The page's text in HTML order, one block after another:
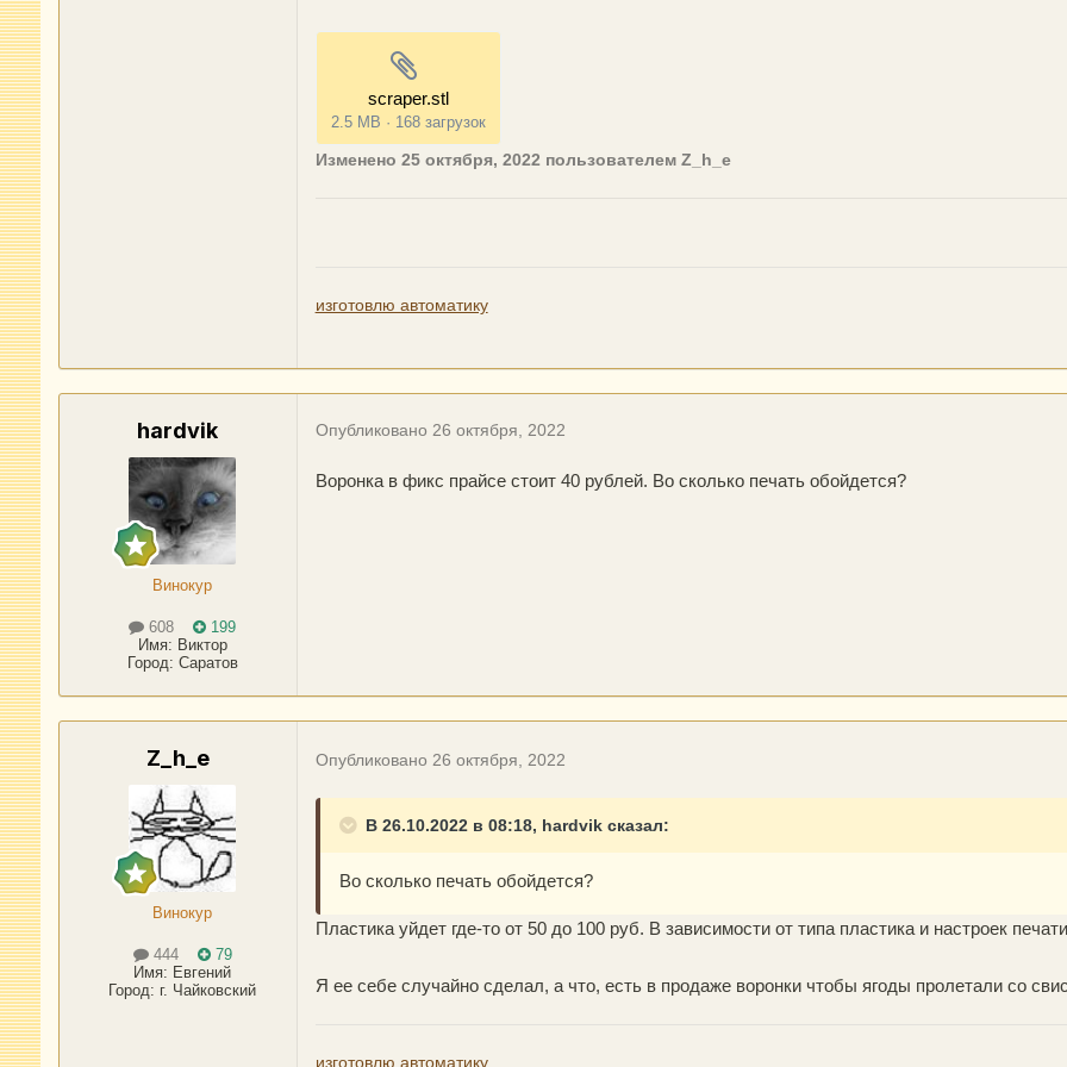
scraper.stl
2.5 MB · 168 загрузок
Изменено 25 октября, 2022 пользователем Z_h_e
изготовлю автоматику
hardvik
Винокур
608
199
Имя: Виктор
Город: Саратов
Опубликовано 26 октября, 2022
Воронка в фикс прайсе стоит 40 рублей. Во сколько печать обойдется?
Z_h_e
Винокур
444
79
Имя: Евгений
Город: г. Чайковский
Опубликовано 26 октября, 2022
В 26.10.2022 в 08:18, hardvik сказал:
Во сколько печать обойдется?
Пластика уйдет где-то от 50 до 100 руб. В зависимости от типа пластика и настроек
Я ее себе случайно сделал, а что, есть в продаже воронки чтобы ягоды пролетали со
изготовлю автоматику